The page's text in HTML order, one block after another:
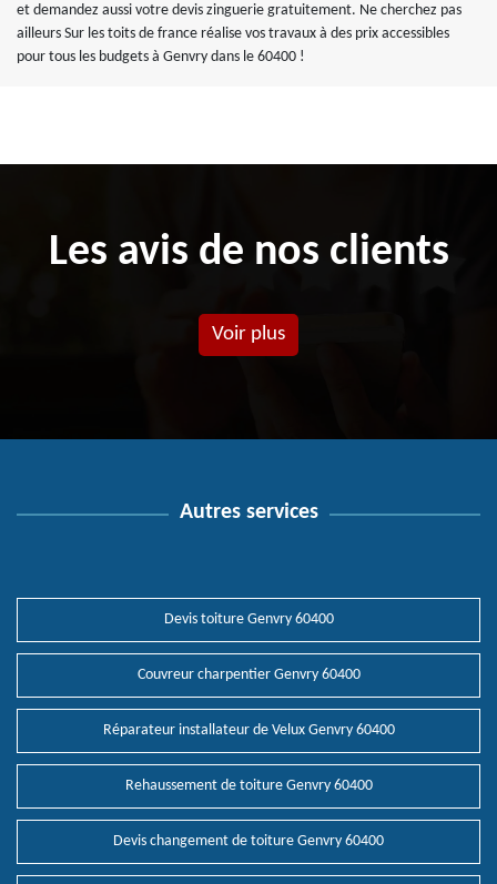
et demandez aussi votre devis zinguerie gratuitement. Ne cherchez pas
ailleurs Sur les toits de france réalise vos travaux à des prix accessibles
pour tous les budgets à Genvry dans le 60400 !
Les avis de nos clients
Voir plus
Autres services
Devis toiture Genvry 60400
Couvreur charpentier Genvry 60400
Réparateur installateur de Velux Genvry 60400
Rehaussement de toiture Genvry 60400
Devis changement de toiture Genvry 60400